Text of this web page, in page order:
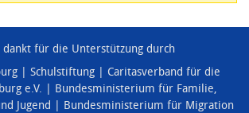
dankt für die Unterstützung durch
Schulstiftung
Caritasverband für die
e.V.
Bundesministerium für Familie,
Jugend
Bundesministerium für Migration